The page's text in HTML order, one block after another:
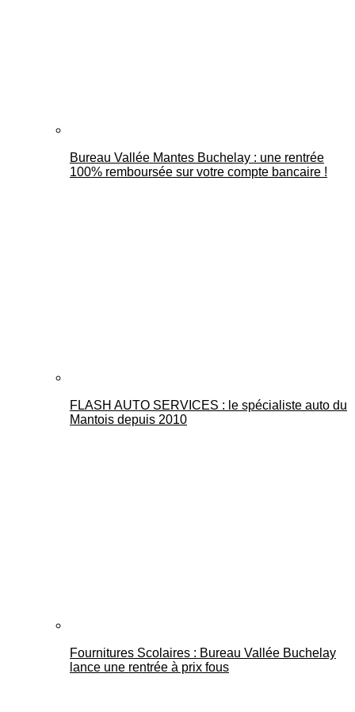
Bureau Vallée Mantes Buchelay : une rentrée
100% remboursée sur votre compte bancaire !
FLASH AUTO SERVICES : le spécialiste auto du
Mantois depuis 2010
Fournitures Scolaires : Bureau Vallée Buchelay
lance une rentrée à prix fous